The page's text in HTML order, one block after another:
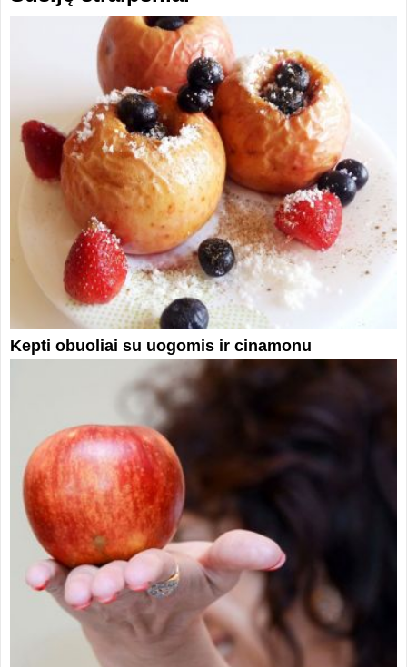
Kepti obuoliai su uogomis ir cinamonu